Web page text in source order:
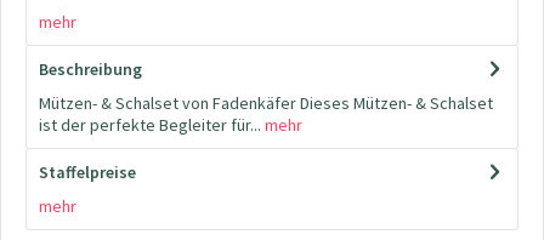
mehr
Beschreibung
Mützen- & Schalset von Fadenkäfer Dieses Mützen- & Schalset
ist der perfekte Begleiter für... mehr
Staffelpreise
mehr